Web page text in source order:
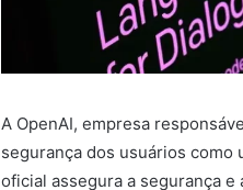
A OpenAI, empresa
segurança dos usuários como
oficial assegura a segurança e